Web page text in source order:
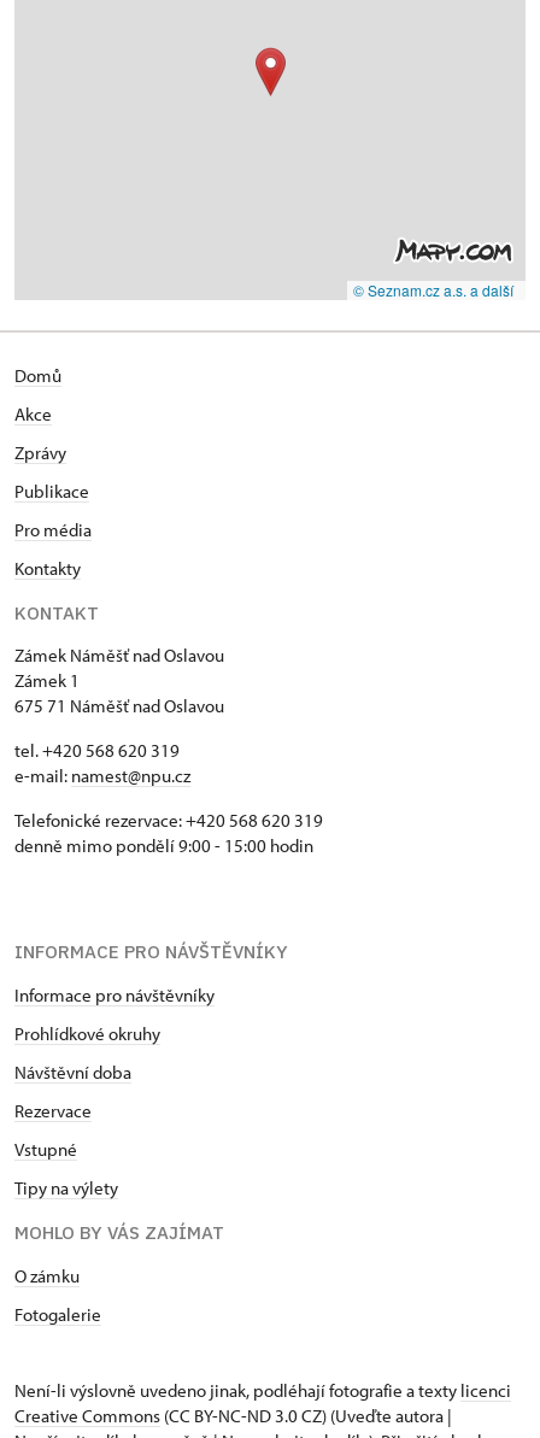
© Seznam.cz a.s. a další
Domů
Akce
Zprávy
Publikace
Pro média
Kontakty
KONTAKT
Zámek Náměšť nad Oslavou
Zámek 1
675 71 Náměšť nad Oslavou
tel. +420 568 620 319
e-mail: namest@npu.cz
Telefonické rezervace: +420 568 620 319
denně mimo pondělí 9:00 - 15:00 hodin
INFORMACE PRO NÁVŠTĚVNÍKY
Informace pro návštěvníky
Prohlídkové okruhy
Návštěvní doba
Rezervace
Vstupné
Tipy na výlety
MOHLO BY VÁS ZAJÍMAT
O zámku
Fotogalerie
Není-li výslovně uvedeno jinak, podléhají fotografie a texty licenci
Creative Commons (CC BY-NC-ND 3.0 CZ) (Uveďte autora |